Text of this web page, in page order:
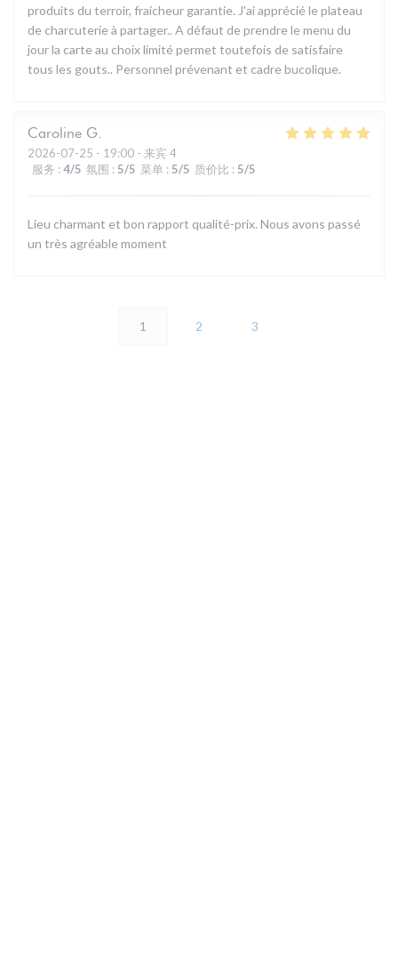
produits du terroir, fraicheur garantie. J'ai apprécié le plateau
de charcuterie à partager.. A défaut de prendre le menu du
jour la carte au choix limité permet toutefois de satisfaire
tous les gouts.. Personnel prévenant et cadre bucolique.
Caroline G
2026-07-25 - 19:00 - 来宾 4
服务 : 4/5 氛围 : 5/5 菜单 : 5/5 质价比 : 5/5
Lieu charmant et bon rapport qualité-prix. Nous avons passé
un très agréable moment
1 2 3